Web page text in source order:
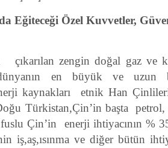
Eğiteceği Özel Kuvvetler,
çıkarılan zengin doğal gaz ve
en büyük ve uzun
kaynakları etnik Han
Türkistan,Çin’in başta
Çin’in enerji ihtiyacının %
iş,aş,ısınma ve diğer bütün